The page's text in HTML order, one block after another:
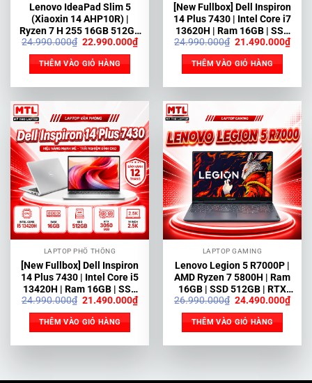
Lenovo IdeaPad Slim 5
(Xiaoxin 14 AHP10R) |
Ryzen 7 H 255 16GB 512GB
14” FHD+ 120Hz
24.990.000₫ Giá
là:
24.990.000₫.
22.990.000₫Giá
hiện
22.990.000₫.
THÊM VÀO GIỎ HÀNG
[New Fullbox] Dell Inspiron
14 Plus 7430 | Intel Core i7
13620H | Ram 16GB | SSD
512GB | 14 inch 2.5K
24.990.000₫ Giá
là:
24.990.000₫.
21.490.000₫Giá
hiện
THÊM VÀO GIỎ HÀNG
LAPTOP PHỔ THÔNG
[New Fullbox] Dell Inspiron
14 Plus 7430 | Intel Core i5
13420H | Ram 16GB | SSD
512 GB | RTX 3050 6GB | 14
inch 2.5K
24.990.000₫ Giá
là:
24.990.000₫.
21.490.000₫Giá
hiện
21.490.000₫.
THÊM VÀO GIỎ HÀNG
LAPTOP GAMING
Lenovo Legion 5 R7000P |
AMD Ryzen 7 5800H | Ram
16GB | SSD 512GB | RTX
3050Ti | 15.6 inch Full HD
165Hz
26.990.000₫ Giá
là:
26.990.000₫.
24.490.000₫Giá
hiện
THÊM VÀO GIỎ HÀNG